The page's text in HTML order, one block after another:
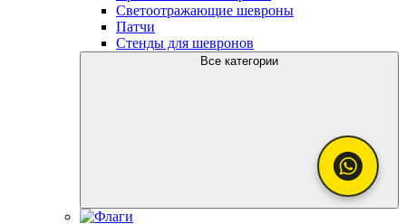
Светоотражающие шевроны
Патчи
Стенды для шевронов
Все категории